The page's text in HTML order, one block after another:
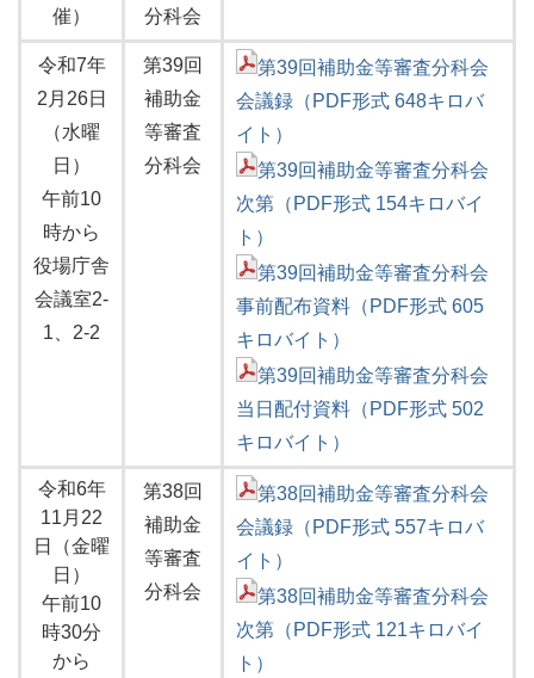
催） 分科会
令和7年
2月26日
（水曜
日）
午前10
時から
役場庁舎
会議室2-
1、2-2
第39回
補助金
等審査
分科会
第39回補助金等審査分科会
会議録（PDF形式 648キロバ
イト）
第39回補助金等審査分科会
次第（PDF形式 154キロバイ
ト）
第39回補助金等審査分科会
事前配布資料（PDF形式 605
キロバイト）
第39回補助金等審査分科会
当日配付資料（PDF形式 502
キロバイト）
令和6年
11月22
日（金曜
日）
午前10
時30分
から
第38回
補助金
等審査
分科会
第38回補助金等審査分科会
会議録（PDF形式 557キロバ
イト）
第38回補助金等審査分科会
次第（PDF形式 121キロバイ
ト）